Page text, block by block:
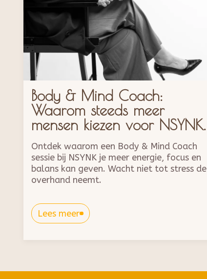
Body & Mind Coach:
Waarom steeds meer
mensen kiezen voor NSYNK.
Ontdek waarom een Body & Mind Coach
sessie bij NSYNK je meer energie, focus en
balans kan geven. Wacht niet tot stress de
overhand neemt.
Lees meer